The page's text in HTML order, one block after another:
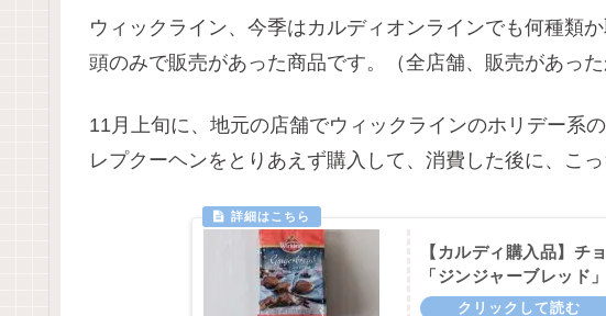
ウィックライン、今季はカルディオンラインでも何種類
頭のみで販売があった商品です。（全店舗、販売があっ
11月上旬に、地元の店舗でウィックラインのホリデー系
レプクーヘンをとりあえず購入して、消費した後に、こ
【カルディ購入品】チ
「ジンジャーブレッド」